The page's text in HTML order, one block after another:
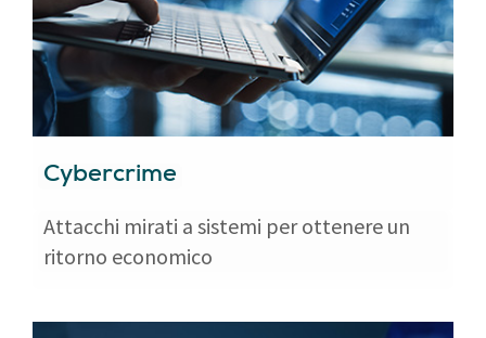
Cybercrime
Attacchi mirati a sistemi per ottenere un
ritorno economico